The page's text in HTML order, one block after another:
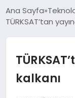
YAŞAM
EĞITIM
Ana Sayfa
TÜRKSAT’tan
kalkanı